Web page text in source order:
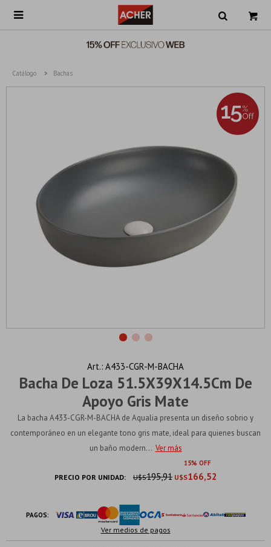

Catálogo Bachas
Bacha De Loza 51.5X39X14.5Cm De
Apoyo Gris Mate
A433-CGR-M-BACHA
La bacha A433-CGR-M-BACHA de Aqualia presenta un diseño sobrio y
contemporáneo en un elegante tono gris mate, ideal para quienes buscan
un baño modern... Ver más
15
PRECIO POR UNIDAD: U$S166,52
U$S195,91
PAGOS:
Ver medios de pagos